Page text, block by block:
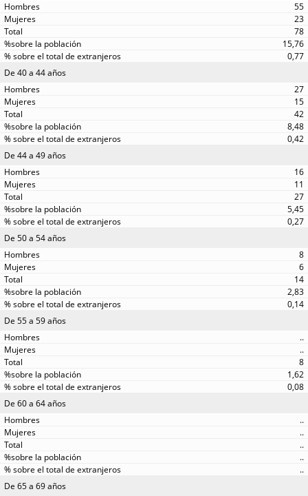
55
23
78
15,76
0,77
De 40 a 44 años
27
15
42
8,48
0,42
De 44 a 49 años
16
11
27
5,45
0,27
De 50 a 54 años
8
6
14
2,83
0,14
De 55 a 59 años
..
..
8
1,62
0,08
De 60 a 64 años
..
..
..
..
..
De 65 a 69 años